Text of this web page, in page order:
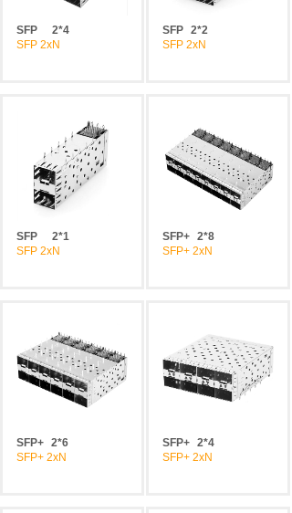
SFP
2*4
SFP 2xN
SFP 2*2
SFP 2xN
SFP
2*1
SFP 2xN
SFP+ 2*8
SFP+ 2xN
SFP+ 2*6
SFP+ 2xN
SFP+ 2*4
SFP+ 2xN